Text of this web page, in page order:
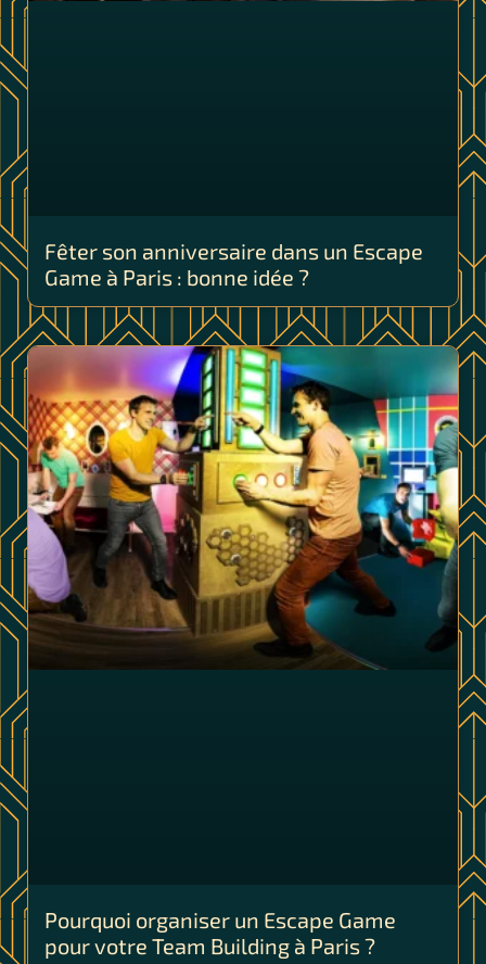
Fêter son anniversaire dans un Escape
Game à Paris : bonne idée ?
Pourquoi organiser un Escape Game
pour votre Team Building à Paris ?